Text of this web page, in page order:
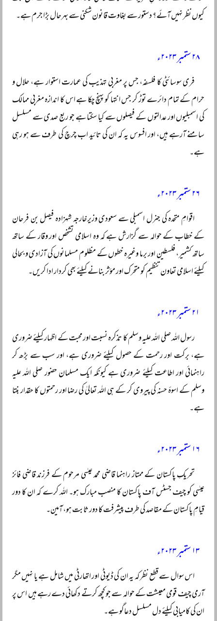
کیوں نظر نہیں آئے؟ دستور سے بغاوت قانون شکنی سے بہرحال بڑا جرم ہے۔
۲۸ ستمبر ۲۰۲۳ء
فری سوسائٹی کا فلسفہ، جس پر مغربی تہذیب کی عمارت استوار ہے، حلال و
حرام کے تمام دائرے توڑ کر جس انتہا کو پہنچ چکا ہے اس کا اندازہ مغربی ممالک
کی اسمبلیوں اور عدالتوں کے فیصلوں سے کیا سکتا ہے جو ربع صدی سے مسلسل
سامنے آرہے ہیں، اور افسوس یہ کہ ان کی تائید اب چرچ کی طرف سے ہو رہی
ہے۔
۲۶ ستمبر ۲۰۲۳ء
اقوامِ متحدہ کی جنرل اسمبلی سے سعودی وزیرخارجہ شہزادہ فیصل بن فرحان
کے خطاب کے حوالہ سے گزارش ہے کہ وہ اسلامی تشخص اور وقار کے ساتھ
ساتھ کشمیر، فلسطین اور برما وغیرہ خطوں کے مظلوم مسلمانوں کی آزادی و بحالی
کیلئے اسلامی تعاون تنظیم کو متحرک اور مؤثر بنانے کیلئے بھی کردار ادا کریں۔
۲۱ ستمبر ۲۰۲۳ء
رسول اللہ صلی اللہ علیہ وسلم کا تذکرہ نسبت اور محبت کے اظہار کیلئے ضروری
ہے، برکت اور رحمت کے حصول کیلئے ضروری ہے، اور سب سے بڑھ کر
راہنمائی اور اطاعت کیلئے ضروری ہے کیونکہ ایک مسلمان حضور صلی اللہ علیہ
وسلم کے اسوۂ حسنہ کی پیروی کر کے ہی اللہ تعالیٰ کی رضا اور رحمتوں کا حقدار بنتا
ہے۔
۱۶ ستمبر ۲۰۲۳ء
تحریکِ پاکستان کے ممتاز راہنما قاضی محمد عیسٰی مرحوم کے فرزند قاضی فائز
عیسٰی کو چیف جسٹس آف پاکستان کا منصب مبارک ہو۔ اللہ کرے کہ ان کا دور
قیامِ پاکستان کے مقاصد کی طرف پیشرفت کا دور ثابت ہو، آمین۔
۱۳ ستمبر ۲۰۲۳ء
اس سوال سے قطع نظر کہ یہ ان کی ڈیوٹی اور اتھارٹی میں شامل ہے یا نہیں مگر
آرمی چیف قومی معیشت کے حوالہ سے جو کچھ کرتے دکھائی دے رہے ہیں اس پر
ان کی کامیابی کیلئے دل مسلسل دعاگو ہے۔